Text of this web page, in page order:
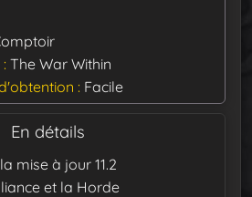
The War Within
Facile
En détails
mise à jour 11.2
et la Horde